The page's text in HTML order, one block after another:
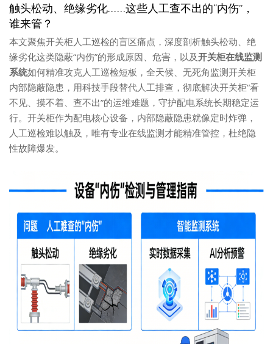
触头松动、绝缘劣化……这些人工查不出的“内伤”，
谁来管？
本文聚焦开关柜人工巡检的盲区痛点，深度剖析触头松动、绝
缘劣化这类隐蔽“内伤”的形成原因、危害，以及开关柜在线监测
系统如何精准攻克人工巡检短板，全天候、无死角监测开关柜
内部隐蔽隐患，用科技手段替代人工排查，彻底解决开关柜“看
不见、摸不着、查不出”的运维难题，守护配电系统长期稳定运
行。开关柜作为配电核心设备，内部隐蔽隐患就像定时炸弹，
人工巡检难以触及，唯有专业在线监测才能精准管控，杜绝隐
性故障爆发。